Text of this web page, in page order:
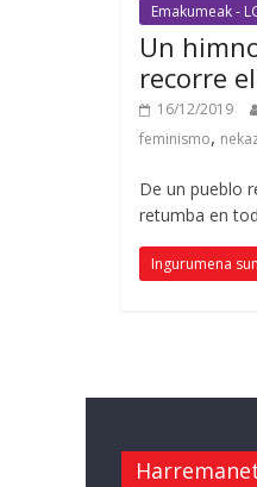
Emakumeak -
Un
recorre
16/12/2019
feminismo,
De un pueblo
retumba en
Ingurumena